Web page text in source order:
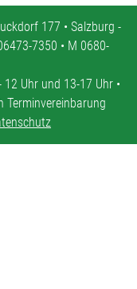
177 • Salzburg -
7350 • M 0680-
12 Uhr und 13-17 Uhr •
Terminvereinbarung